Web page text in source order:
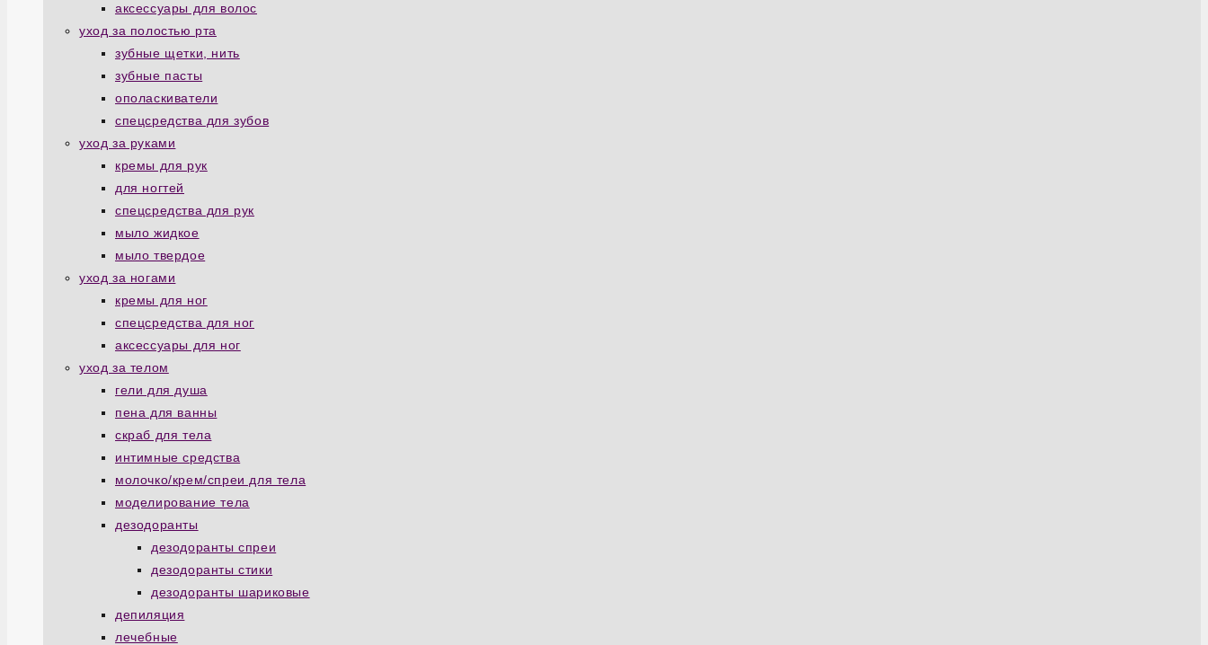
аксессуары для волос
уход за полостью рта
зубные щетки, нить
зубные пасты
ополаскиватели
спецсредства для зубов
уход за руками
кремы для рук
для ногтей
спецсредства для рук
мыло жидкое
мыло твердое
уход за ногами
кремы для ног
спецсредства для ног
аксессуары для ног
уход за телом
гели для душа
пена для ванны
скраб для тела
интимные средства
молочко/крем/спреи для тела
моделирование тела
дезодоранты
дезодоранты спреи
дезодоранты стики
дезодоранты шариковые
депиляция
лечебные